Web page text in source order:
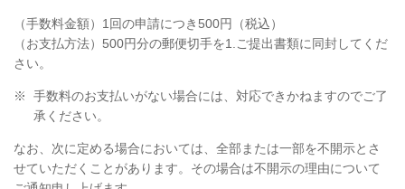
（手数料金額）1回の申請につき500円（税込）
（お支払方法）500円分の郵便切手を1.ご提出書類に同封してくだ
さい。
※
手数料のお支払いがない場合には、対応できかねますのでご了
承ください。
なお、次に定める場合においては、全部または一部を不開示とさ
せていただくことがあります。その場合は不開示の理由について